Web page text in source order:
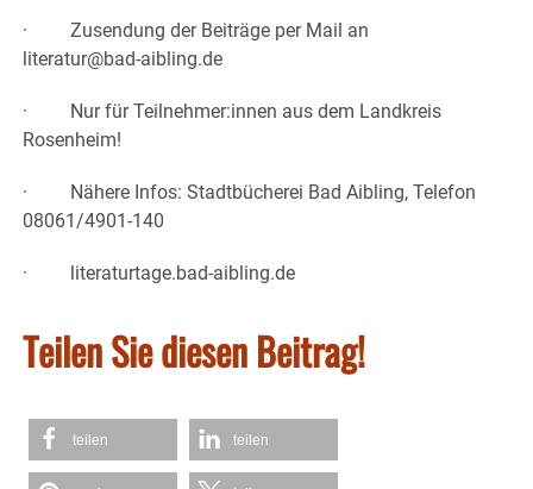
· Zusendung der Beiträge per Mail an
literatur@bad-aibling.de
· Nur für Teilnehmer:innen aus dem Landkreis
Rosenheim!
· Nähere Infos: Stadtbücherei Bad Aibling, Telefon
08061/4901-140
· literaturtage.bad-aibling.de
Teilen Sie diesen Beitrag!
teilen teilen